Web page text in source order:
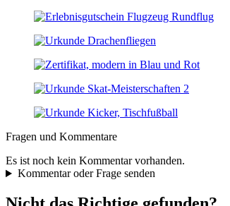
Fragen und Kommentare
Es ist noch kein Kommentar vorhanden.
Kommentar oder Frage senden